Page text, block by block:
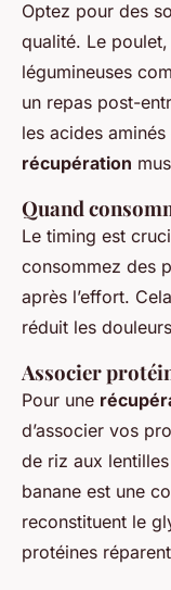
Optez pour des
qualité. Le
légumineuses
un repas post-
les acides
récupération
Quand
Le timing est
consommez des
après l’effort.
réduit les
Associer
Pour une
d’associer vos
de riz aux
banane est une
reconstituent le
protéines